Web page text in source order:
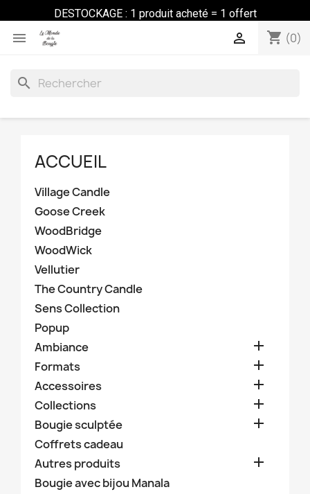
DESTOCKAGE : 1 produit acheté = 1 offert
 shopping_cart (0)

search
ACCUEIL
Village Candle
Goose Creek
WoodBridge
WoodWick
Vellutier
The Country Candle
Sens Collection
Popup
Ambiance

Formats 
Accessoires 
Collections 
Bougie sculptée 
Coffrets cadeau
Autres produits

Bougie avec bijou Manala